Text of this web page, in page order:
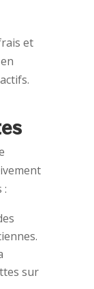
et
:
sur